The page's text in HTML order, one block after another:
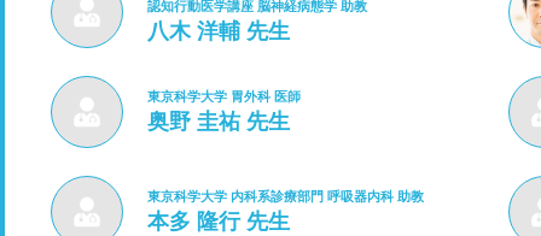
認知行動医学講座 脳神経病態学 助教
八木 洋輔 先生
東京科学大学 胃外科 医師
奥野 圭祐 先生
東京科学大学 内科系診療部門 呼吸器内科 助教
本多 隆行 先生